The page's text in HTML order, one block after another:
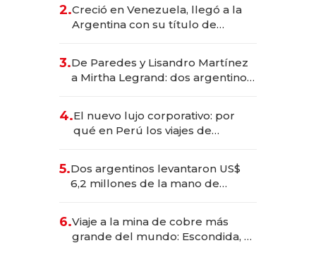
2.Creció en Venezuela, llegó a la
Argentina con su título de
las marcas "fast premium"
3.De Paredes y Lisandro Martínez
a Mirtha Legrand: dos argentinos
4.El nuevo lujo corporativo: por
qué en Perú los viajes de
para convertirse en experiencias
transformadoras
5.Dos argentinos levantaron US$
6,2 millones de la mano de
6.Viaje a la mina de cobre más
grande del mundo: Escondida, el